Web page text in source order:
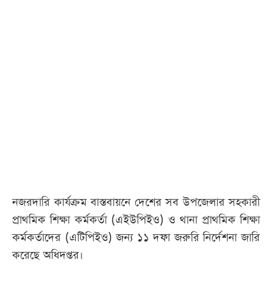
নজরদারি কার্যক্রম বাস্তবায়নে দেশের সব উপজেলার সহকারী
প্রাথমিক শিক্ষা কর্মকর্তা (এইউপিইও) ও থানা প্রাথমিক শিক্ষা
কর্মকর্তাদের (এটিপিইও) জন্য ১১ দফা জরুরি নির্দেশনা জারি
করেছে অধিদপ্তর।